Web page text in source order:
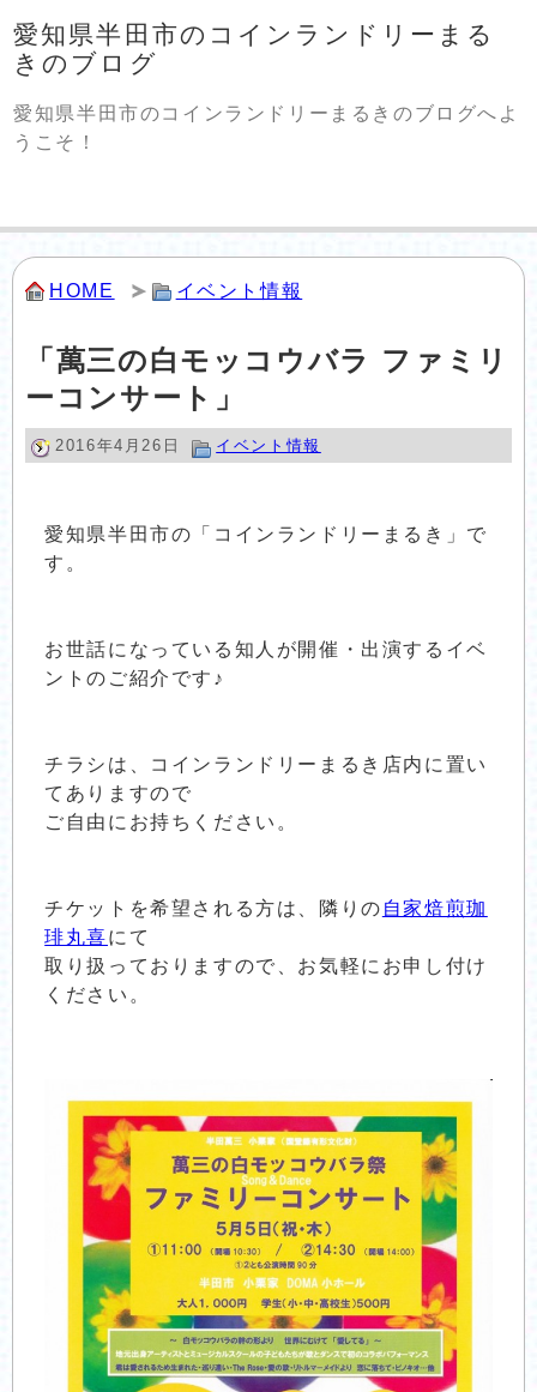
愛知県半田市のコインランドリーまる
きのブログ
愛知県半田市のコインランドリーまるきのブログへよ
うこそ！
HOME イベント情報
「萬三の白モッコウバラ ファミリ
ーコンサート」
2016年4月26日 イベント情報
愛知県半田市の「コインランドリーまるき」で
す。
お世話になっている知人が開催・出演するイベ
ントのご紹介です♪
チラシは、コインランドリーまるき店内に置い
てありますので
ご自由にお持ちください。
チケットを希望される方は、隣りの 自家焙煎珈
琲丸喜にて
取り扱っておりますので、お気軽にお申し付け
ください。